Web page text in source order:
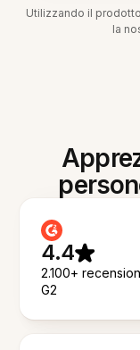
Utilizzando il
la
4.4
2.100+
G2